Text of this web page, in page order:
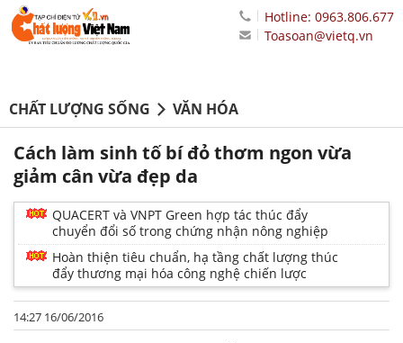
Hotline: 0963.806.677
Toasoan@vietq.vn
CHẤT LƯỢNG SỐNG VĂN HÓA
Cách làm sinh tố bí đỏ thơm ngon vừa
giảm cân vừa đẹp da
QUACERT và VNPT Green hợp tác thúc đẩy
chuyển đổi số trong chứng nhận nông nghiệp
Hoàn thiện tiêu chuẩn, hạ tầng chất lượng thúc
đẩy thương mại hóa công nghệ chiến lược
14:27 16/06/2016